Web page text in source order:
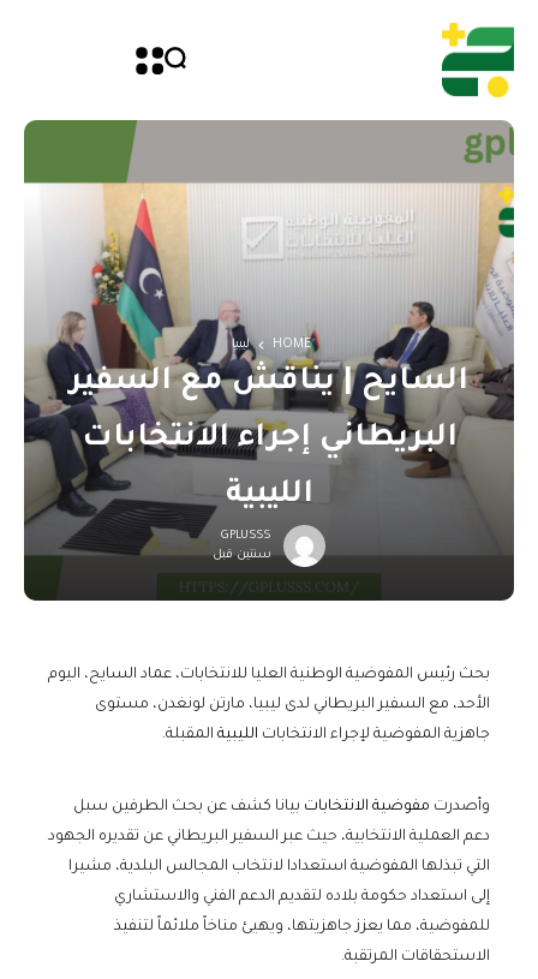
HOME ليبيا
السايح | يناقش مع السفير
البريطاني إجراء الانتخابات
الليبية
GPLUSSS
سنتين قبل
بحث رئيس المفوضية الوطنية العليا للانتخابات، عماد السايح، اليوم
الأحد، مع السفير البريطاني لدى ليبيا، مارتن لونغدن، مستوى
جاهزية المفوضية لإجراء الانتخابات الليبية المقبلة.
وأصدرت مفوضية الانتخابات بيانا كشف عن بحث الطرفين سبل
دعم العملية الانتخابية، حيث عبر السفير البريطاني عن تقديره الجهود
التي تبذلها المفوضية استعدادا لانتخاب المجالس البلدية، مشيرا
إلى استعداد حكومة بلاده لتقديم الدعم الفني والاستشاري
للمفوضية، مما يعزز جاهزيتها، ويهيئ مناخاً ملائماً لتنفيذ
الاستحقاقات المرتقبة.